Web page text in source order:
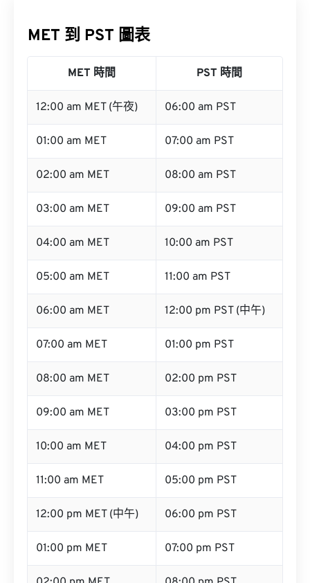
MET 到 PST 圖表
MET 時間 PST 時間
12:00 am MET (午夜) 06:00 am PST
01:00 am MET 07:00 am PST
02:00 am MET 08:00 am PST
03:00 am MET 09:00 am PST
04:00 am MET 10:00 am PST
05:00 am MET 11:00 am PST
06:00 am MET 12:00 pm PST (中午)
07:00 am MET 01:00 pm PST
08:00 am MET 02:00 pm PST
09:00 am MET 03:00 pm PST
10:00 am MET 04:00 pm PST
11:00 am MET 05:00 pm PST
12:00 pm MET (中午) 06:00 pm PST
01:00 pm MET 07:00 pm PST